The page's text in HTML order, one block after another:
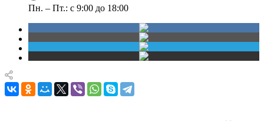
Пн. – Пт.: с 9:00 до 18:00